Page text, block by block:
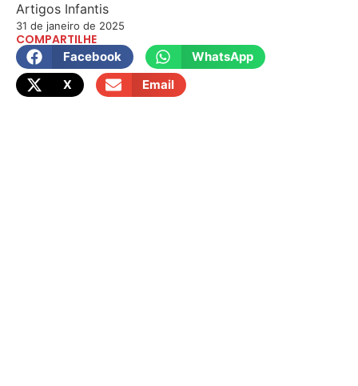
Artigos Infantis
31 de janeiro de 2025
COMPARTILHE
Facebook
WhatsApp
X
Email